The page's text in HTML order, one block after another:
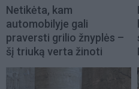
Netikėta, kam
automobilyje gali
praversti grilio žnyplės –
šį triuką verta žinoti